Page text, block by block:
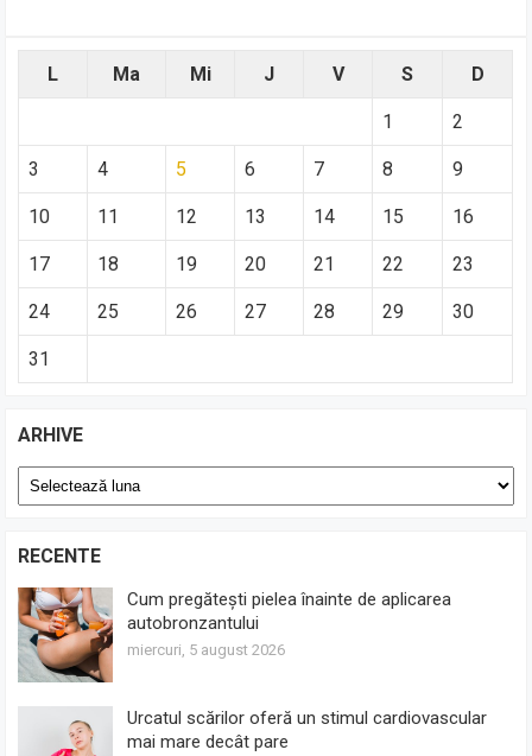
L Ma Mi J V S D
1 2
3 4 5 6 7 8 9
10 11 12 13 14 15 16
17 18 19 20 21 22 23
24 25 26 27 28 29 30
31
ARHIVE
Arhive
RECENTE
Cum pregătești pielea înainte de aplicarea
autobronzantului
miercuri, 5 august 2026
Urcatul scărilor oferă un stimul cardiovascular
mai mare decât pare